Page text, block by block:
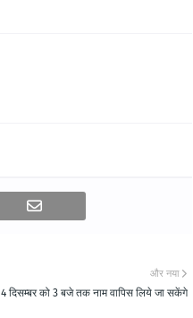
और नया
4 दिसम्बर को 3 बजे तक नाम वापिस लिये जा सकेंगे